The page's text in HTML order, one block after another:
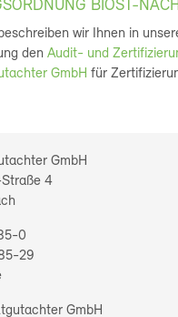
BIOST-
wir Ihnen in
denAudit- und
GmbH für
GmbH
4
0
29
GmbH